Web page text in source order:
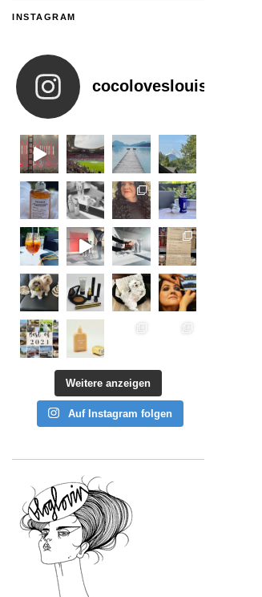
INSTAGRAM
cocoloveslouis
Weitere anzeigen
Auf Instagram folgen